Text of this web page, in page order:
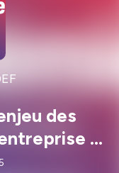
des
-
Amiel